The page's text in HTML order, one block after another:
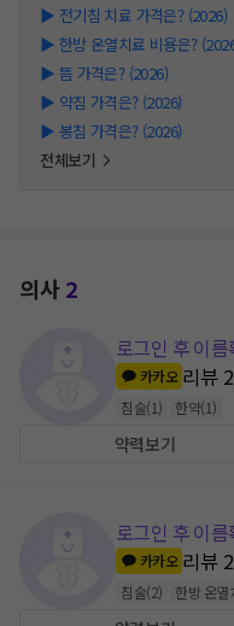
▶ 전기침 치료 가격은? (2026)
▶ 한방 온열치료 비용은?
▶ 뜸 가격은? (2026)
▶ 약침 가격은? (2026)
▶ 봉침 가격은? (2026)
전체보기
의사2
로그인 후 이름
카카오 리뷰 2
침술(1) 한약(1)
약력보기
로그인 후 이름
카카오 리뷰 2
침술(2) 한방 온열